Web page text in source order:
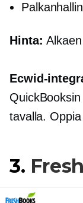
Hinta:
Ecwid-
tavalla. Oppia
3.